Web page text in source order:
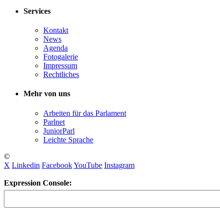
Services
Kontakt
News
Agenda
Fotogalerie
Impressum
Rechtliches
Mehr von uns
Arbeiten für das Parlament
Parlnet
JuniorParl
Leichte Sprache
©
X Linkedin FacebookYouTube Instagram
Expression Console: